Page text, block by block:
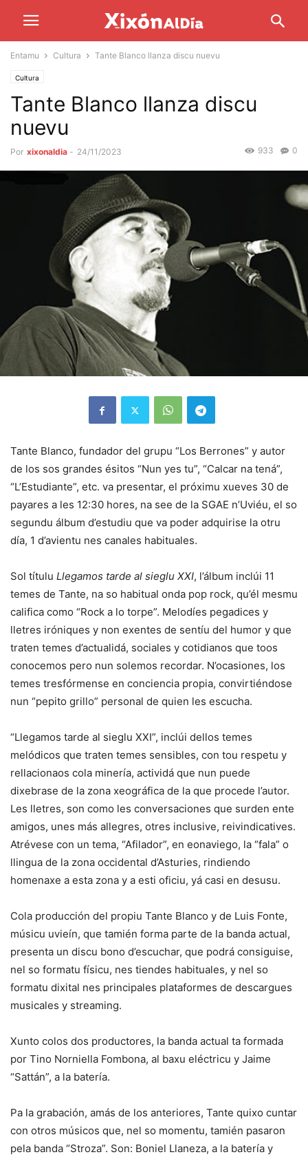
Entamu Cultura Tante Blanco llanza discu nuevu
Cultura
Tante Blanco llanza discu
nuevu
Por xixonaldia - 24/11/2023 0
933
Tante Blanco, fundador del grupu “Los Berrones” y autor
de los sos grandes ésitos “Nun yes tu”, “Calcar na tená”,
“L’Estudiante”, etc. va presentar, el próximu xueves 30 de
payares a les 12:30 hores, na see de la SGAE n’Uviéu, el so
segundu álbum d’estudiu que va poder adquirise la otru
día, 1 d’avientu nes canales habituales.
Sol títulu Llegamos tarde al sieglu XXI, l’álbum inclúi 11
temes de Tante, na so habitual onda pop rock, qu’él mesmu
califica como “Rock a lo torpe”. Melodíes pegadices y
lletres iróniques y non exentes de sentíu del humor y que
traten temes d’actualidá, sociales y cotidianos que toos
conocemos pero nun solemos recordar. N’ocasiones, los
temes tresfórmense en conciencia propia, convirtiéndose
nun “pepito grillo” personal de quien les escucha.
“Llegamos tarde al sieglu XXI”, inclúi dellos temes
melódicos que traten temes sensibles, con tou respetu y
rellacionaos cola minería, actividá que nun puede
dixebrase de la zona xeográfica de la que procede l’autor.
Les lletres, son como les conversaciones que surden ente
amigos, unes más allegres, otres inclusive, reivindicatives.
Atrévese con un tema, “Afilador”, en eonaviego, la “fala” o
llingua de la zona occidental d’Asturies, rindiendo
homenaxe a esta zona y a esti oficiu, yá casi en desusu.
Cola producción del propiu Tante Blanco y de Luis Fonte,
músicu uvieín, que tamién forma parte de la banda actual,
presenta un discu bono d’escuchar, que podrá consiguise,
nel so formatu físicu, nes tiendes habituales, y nel so
formatu dixital nes principales plataformes de descargues
musicales y streaming.
Xunto colos dos productores, la banda actual ta formada
por Tino Norniella Fombona, al baxu eléctricu y Jaime
“Sattán”, a la batería.
Pa la grabación, amás de los anteriores, Tante quixo cuntar
con otros músicos que, nel so momentu, tamién pasaron
pela banda “Stroza”. Son: Boniel Llaneza, a la batería y